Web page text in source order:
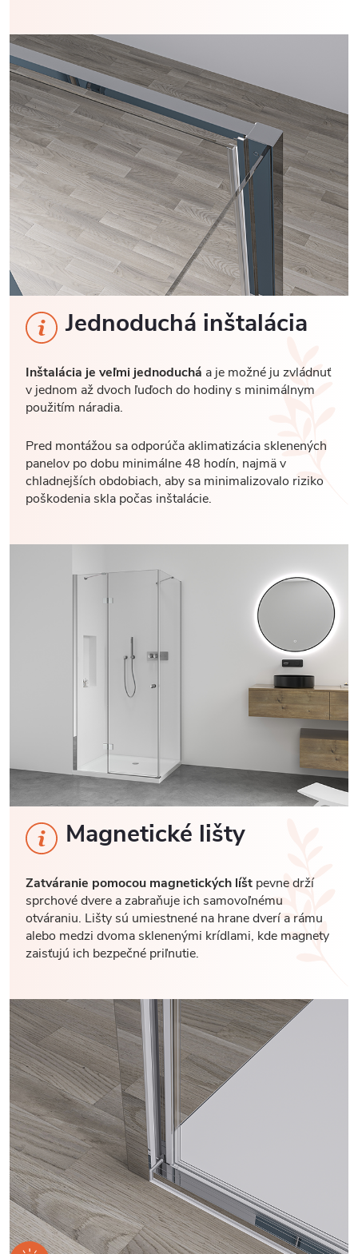
Jednoduchá inštalácia
Inštalácia je veľmi jednoduchá a je možné ju zvládnuť
v jednom až dvoch ľuďoch do hodiny s minimálnym
použitím náradia.
Pred montážou sa odporúča aklimatizácia sklenených
panelov po dobu minimálne 48 hodín, najmä v
chladnejších obdobiach, aby sa minimalizovalo riziko
poškodenia skla počas inštalácie.
Magnetické lišty
Zatváranie pomocou magnetických líšt pevne drží
sprchové dvere a zabraňuje ich samovoľnému
otváraniu. Lišty sú umiestnené na hrane dverí a rámu
alebo medzi dvoma sklenenými krídlami, kde magnety
zaisťujú ich bezpečné priľnutie.